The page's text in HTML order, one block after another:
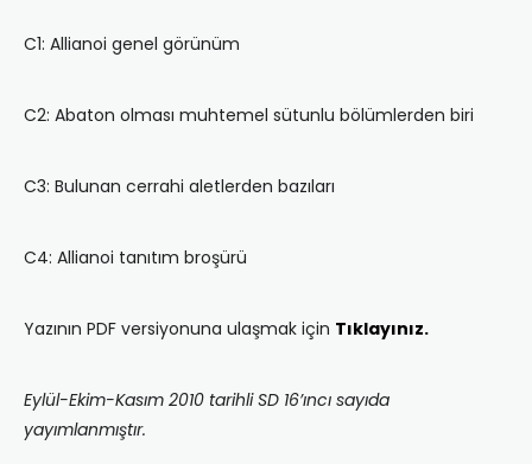
C1: Allianoi genel görünüm
C2: Abaton olması muhtemel sütunlu bölümlerden biri
C3: Bulunan cerrahi aletlerden bazıları
C4: Allianoi tanıtım broşürü
Yazının PDF versiyonuna ulaşmak için Tıklayınız.
Eylül-Ekim-Kasım 2010 tarihli SD 16’ıncı sayıda
yayımlanmıştır.